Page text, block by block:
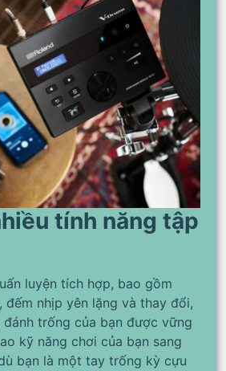
tính năng tập
luyện tích hợp, bao gồm
đếm nhịp yên lặng và thay đổi,
trống của bạn được vững
kỹ năng chơi của bạn sang
bạn là một tay trống kỳ cựu